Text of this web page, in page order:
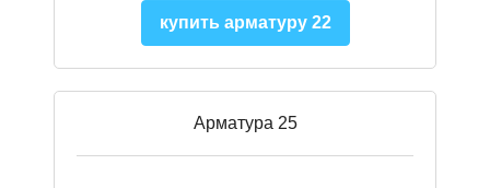
купить арматуру 22
Арматура 25